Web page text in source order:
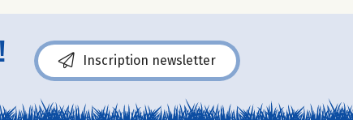
Inscription newsletter